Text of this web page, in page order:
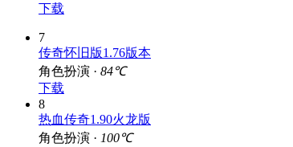
下载
7
传奇怀旧版1.76版本
角色扮演 · 84℃
下载
8
热血传奇1.90火龙版
角色扮演 · 100℃